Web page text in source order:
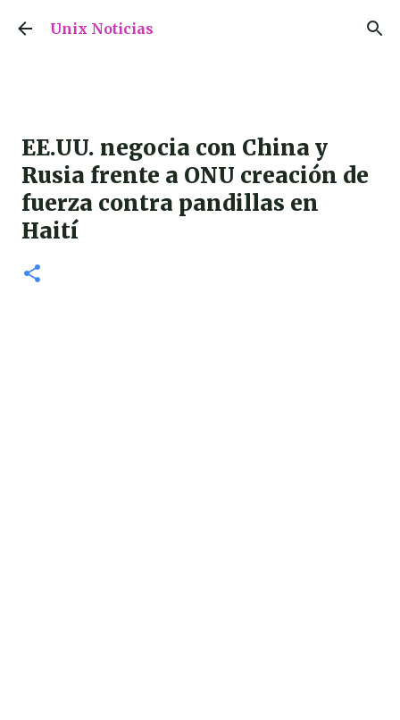
Ir al contenido principal
Unix Noticias
EE.UU. negocia con China y
Rusia frente a ONU creación de
fuerza contra pandillas en
Haití